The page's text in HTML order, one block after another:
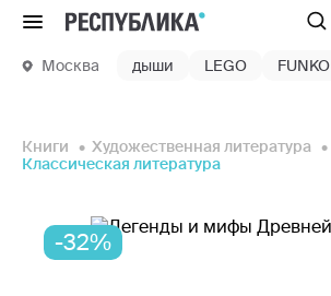
Меню
Москва дыши LEGO FUNKO
Книги
Художественная литература
Классическая литература
-32%